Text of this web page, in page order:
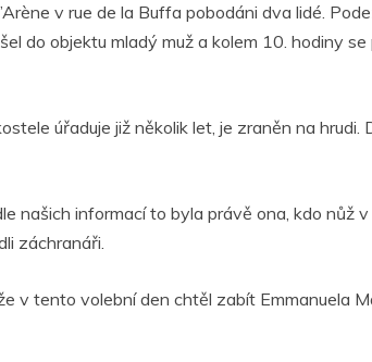
v rue de la Buffa pobodáni dva lidé.
do objektu mladý muž a kolem 10. hodiny se
úřaduje již několik let, je zraněn na hrudi.
našich informací to byla právě ona, kdo nůž
záchranáři.
v tento volební den chtěl zabít Emmanuela